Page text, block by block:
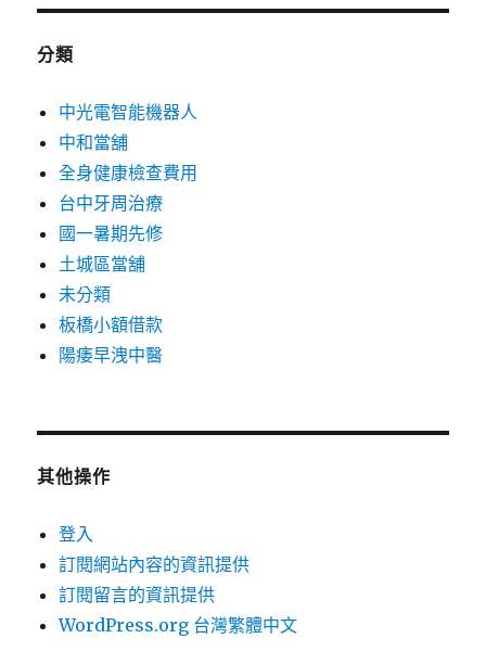
分類
中光電智能機器人
中和當舖
全身健康檢查費用
台中牙周治療
國一暑期先修
土城區當舖
未分類
板橋小額借款
陽痿早洩中醫
其他操作
登入
訂閱網站內容的資訊提供
訂閱留言的資訊提供
WordPress.org 台灣繁體中文